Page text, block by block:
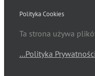
Polityka Cookies
Ta strona używa
…Polityka